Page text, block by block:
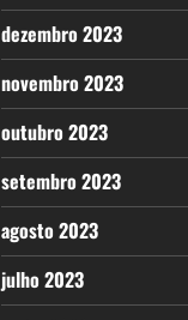
dezembro 2023
novembro 2023
outubro 2023
setembro 2023
agosto 2023
julho 2023